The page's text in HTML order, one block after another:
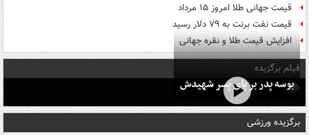
قیمت جهانی طلا امروز ۱۵ مرداد
قیمت نفت برنت به ۷۹ دلار رسید
افزایش قیمت طلا و نقره جهانی
فیلم برگزیده
بوسه‌ پدر بر پای پسر شهیدش
برگزیده ورزشی